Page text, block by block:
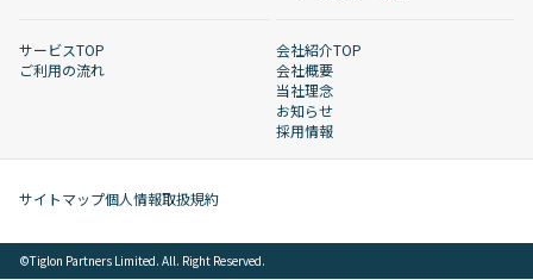
サービスTOP
ご利用の流れ
会社紹介TOP
会社概要
当社理念
お知らせ
採用情報
サイトマップ個人情報取扱規約
©︎Tiglon Partners Limited. All. Right Reserved.